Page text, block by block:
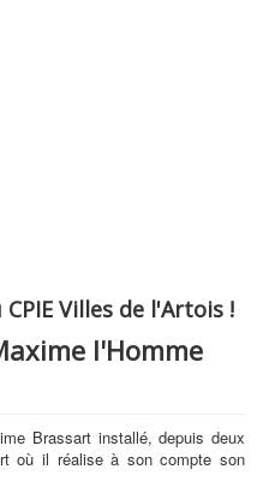
Villes de l'Artois !
l'Homme
Brassart installé, depuis deux
où il réalise à son compte son